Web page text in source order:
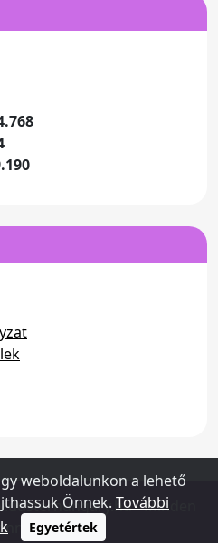
- Minden
weboldalunkon a lehető
Önnek. További
Egyetértek